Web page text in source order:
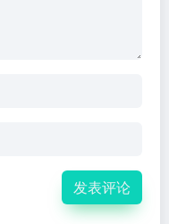
发表评论